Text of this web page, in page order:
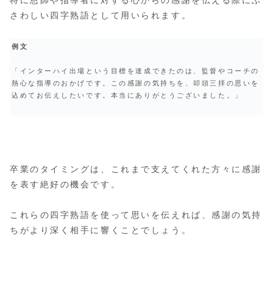
さわしい四字熟語として用いられます。
例文
「インターハイ出場という目標を達成できたのは、監督やコーチの
熱心な指導のおかげです。この感謝の気持ちを、叩頭三拝の思いを
込めてお伝えしたいです。本当にありがとうございました。」
卒業のタイミングは、これまで支えてくれた方々に感謝
を表す絶好の機会です。
これらの四字熟語を使って思いを伝えれば、感謝の気持
ちがより深く相手に響くことでしょう。